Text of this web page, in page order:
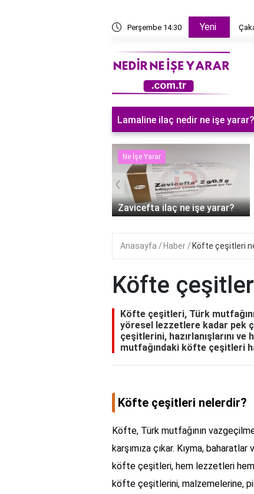
Perşembe 14:30 Yeni
Çakallar Dans
Lamaline ilaç nedir ne işe yarar?
Ne İşe Yarar
Zavicefta ilaç ne işe yarar?
‹
Anasayfa Haber Köfte çeşitleri
Köfte
Köfte çeşitleri, Türk
yöresel lezzetlere kadar pek
çeşitlerini, hazırlanışlarını ve
mutfağındaki köfte çeşitleri
Köfte çeşitleri nelerdir?
Köfte, Türk mutfağının
karşımıza çıkar. Kıyma,
köfte çeşitleri, hem lezzetleri hem
köfte çeşitlerini, malzemelerine,